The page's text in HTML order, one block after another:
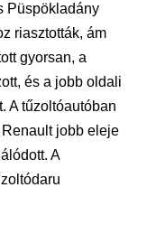
Püspökladány
riasztották, ám
gyorsan, a
és a jobb oldali
A tűzoltóautóban
jobb eleje
A